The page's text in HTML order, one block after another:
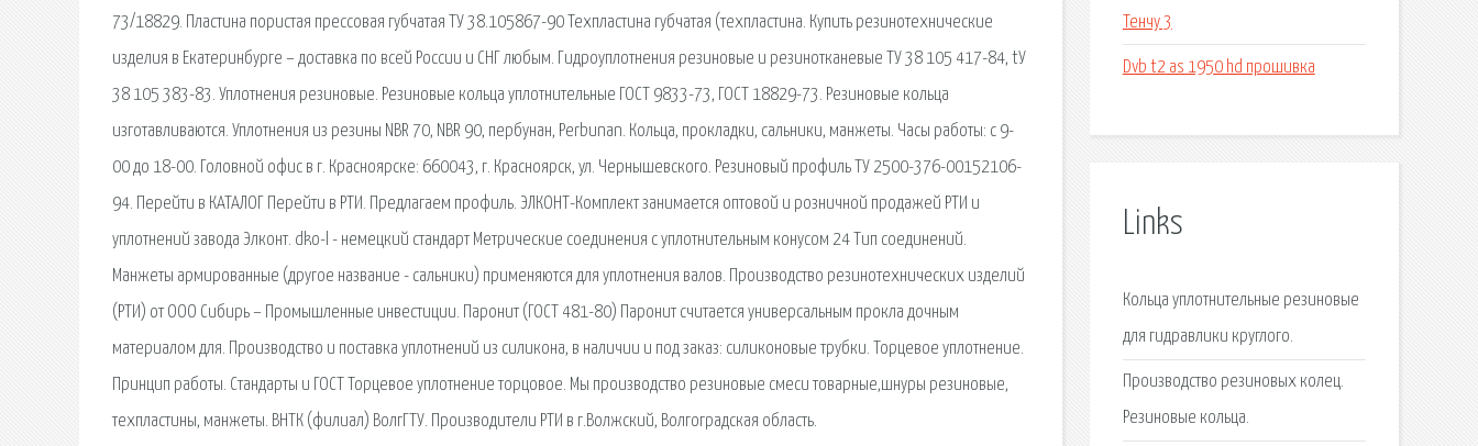
73/18829. Пластина пористая прессовая губчатая ТУ 38.105867-90 Техпластина губчатая (техпластина. Купить резинотехнические
изделия в Екатеринбурге – доставка по всей России и СНГ любым. Гидроуплотнения резиновые и резинотканевые ТУ 38 105 417-84, tУ
38 105 383-83. Уплотнения резиновые. Резиновые кольца уплотнительные ГОСТ 9833-73, ГОСТ 18829-73. Резиновые кольца
изготавливаются. Уплотнения из резины NBR 70, NBR 90, пербунан, Perbunan. Кольца, прокладки, сальники, манжеты. Часы работы: с 9-
00 до 18-00. Головной офис в г. Красноярске: 660043, г. Красноярск, ул. Чернышевского. Резиновый профиль ТУ 2500-376-00152106-
94. Перейти в КАТАЛОГ Перейти в РТИ. Предлагаем профиль. ЭЛКОНТ-Комплект занимается оптовой и розничной продажей РТИ и
уплотнений завода Элконт. dko-l - немецкий стандарт Метрические соединения с уплотнительным конусом 24 Тип соединений.
Манжеты армированные (другое название - сальники) применяются для уплотнения валов. Производство резинотехнических изделий
(РТИ) от ООО Сибирь – Промышленные инвестиции. Паронит (ГОСТ 481-80) Паронит считается универсальным прокла дочным
материалом для. Производство и поставка уплотнений из силикона, в наличии и под заказ: силиконовые трубки. Торцевое уплотнение.
Принцип работы. Стандарты и ГОСТ Торцевое уплотнение торцовое. Мы производство резиновые смеси товарные,шнуры резиновые,
техпластины, манжеты. ВНТК (филиал) ВолгГТУ. Производители РТИ в г.Волжский, Волгоградская область.
Тенчу 3
Dvb t2 as 1950 hd прошивка
Links
Кольца уплотнительные резиновые
для гидравлики круглого.
Производство резиновых колец.
Резиновые кольца.